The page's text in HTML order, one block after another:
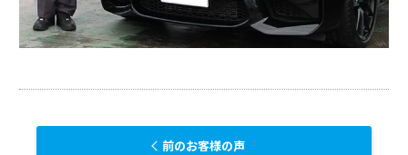
前のお客様の声